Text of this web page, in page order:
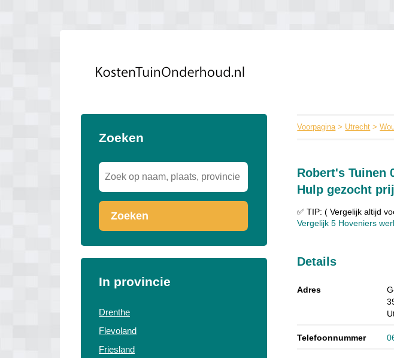
Zoeken
Zoeken
In provincie
Drenthe
Flevoland
Friesland
Voorpagina> Utrecht >
Robert's Tuinen
Hulp gezocht
✅ TIP: ( Vergelijk altijd
Vergelijk 5 Hoveniers
Details
Adres
Telefoonnummer